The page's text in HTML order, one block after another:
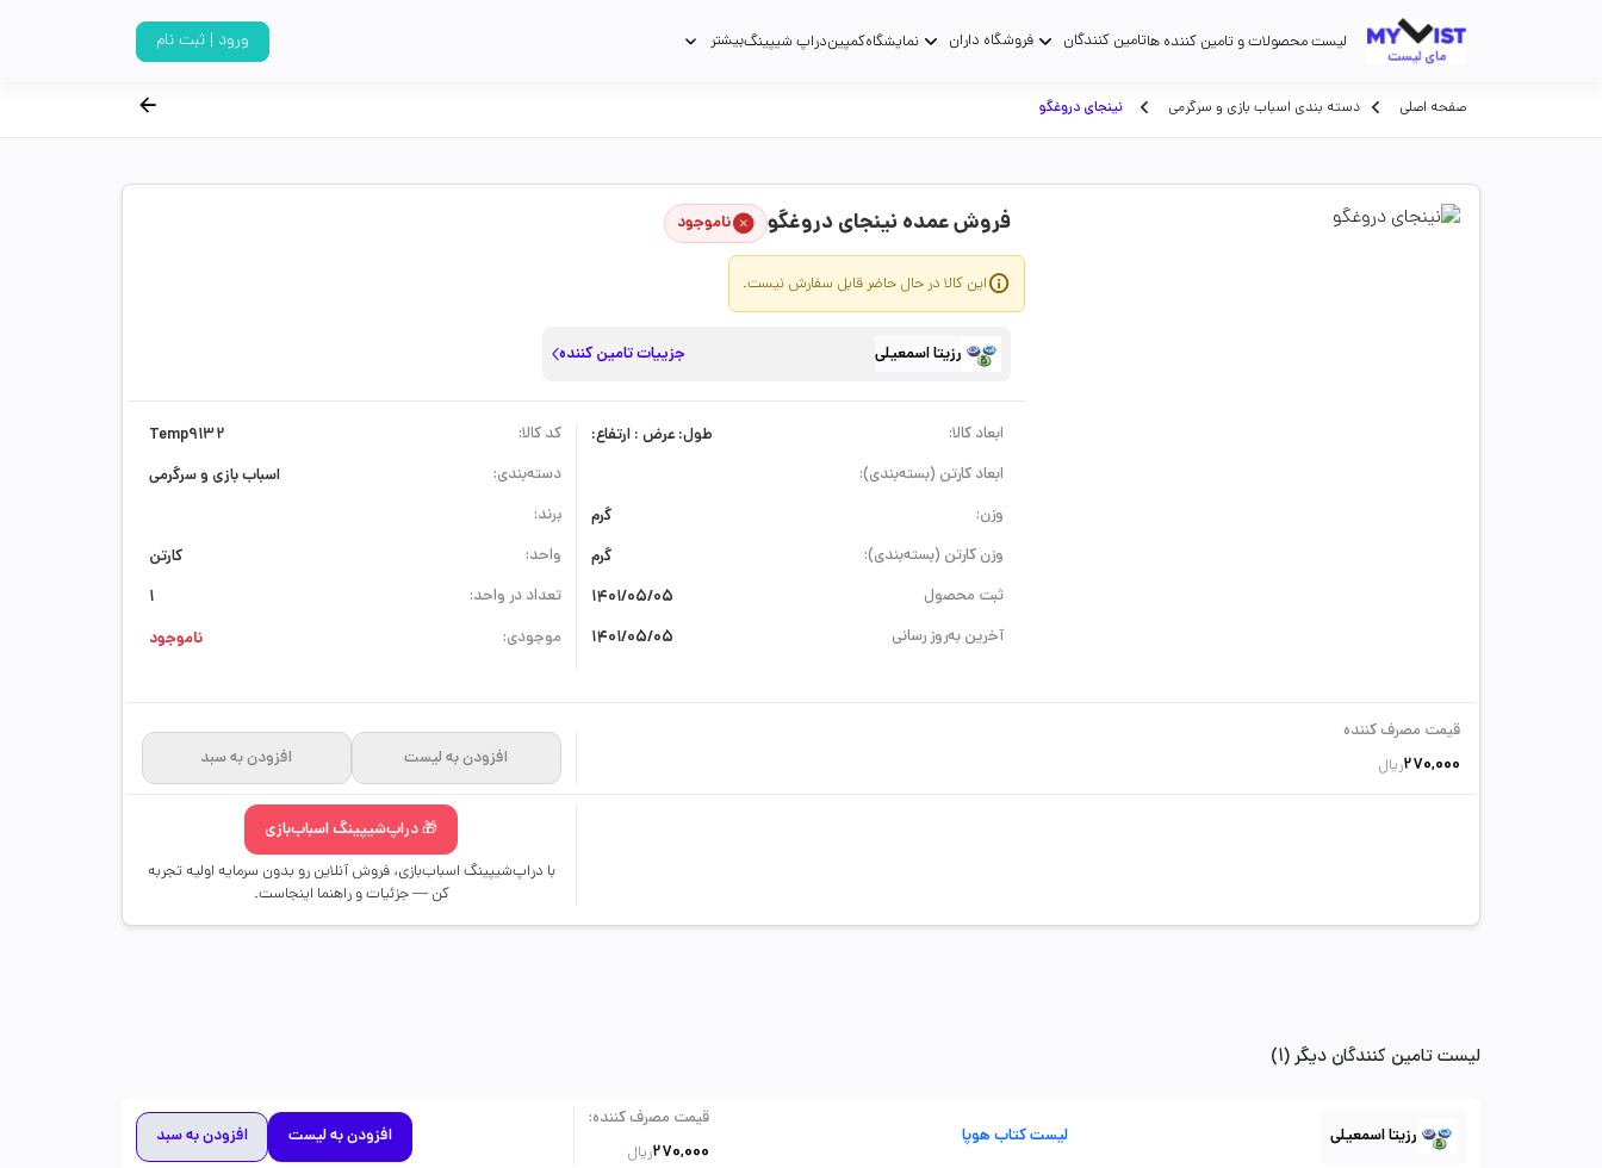
لیست محصولات و تامین کننده هاتامین کنندگان فروشگاه داران نمایشگاهکمپیندراپ شیپینگبیشتر ورود | ثبت نام
صفحه اصلی دسته بندی اسباب بازی و سرگرمی نینجای دروغگو
فروش عمده نینجای دروغگو ناموجود
این کالا در حال حاضر قابل سفارش نیست.
رزیتا اسمعیلی جزییات تامین کننده
ابعاد کالا: طول: عرض : ارتفاع:
ابعاد کارتن (بسته‌بندی):
وزن:
گرم
وزن کارتن (بسته‌بندی): گرم
ثبت محصول 1401/05/05
آخرین به‌روز رسانی 1401/05/05
کد کالا: Temp9132
دسته‌بندی: اسباب بازی و سرگرمی
برند:
واحد:
کارتن
تعداد در واحد: 1
موجودی: ناموجود
قیمت مصرف کننده
270,000ریال افزودن به لیست افزودن به سبد
🎁 دراپ‌شیپینگ اسباب‌بازی
با دراپ‌شیپینگ اسباب‌بازی، فروش آنلاین رو بدون سرمایه اولیه تجربه
کن — جزئیات و راهنما اینجاست.
لیست تامین کنندگان دیگر (1)
رزیتا اسمعیلی لیست کتاب هوپا
قیمت مصرف کننده:
270,000ریال
افزودن به لیست افزودن به سبد